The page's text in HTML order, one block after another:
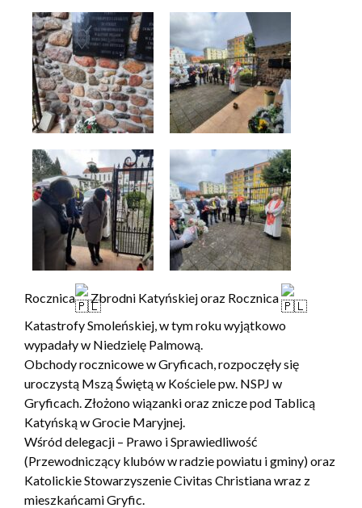
Rocznica
Zbrodni Katyńskiej oraz Rocznica
Katastrofy Smoleńskiej, w tym roku wyjątkowo
wypadały w Niedzielę Palmową.
Obchody rocznicowe w Gryficach, rozpoczęły się
uroczystą Mszą Świętą w Kościele pw. NSPJ w
Gryficach. Złożono wiązanki oraz znicze pod Tablicą
Katyńską w Grocie Maryjnej.
Wśród delegacji – Prawo i Sprawiedliwość
(Przewodniczący klubów w radzie powiatu i gminy) oraz
Katolickie Stowarzyszenie Civitas Christiana wraz z
mieszkańcami Gryfic.